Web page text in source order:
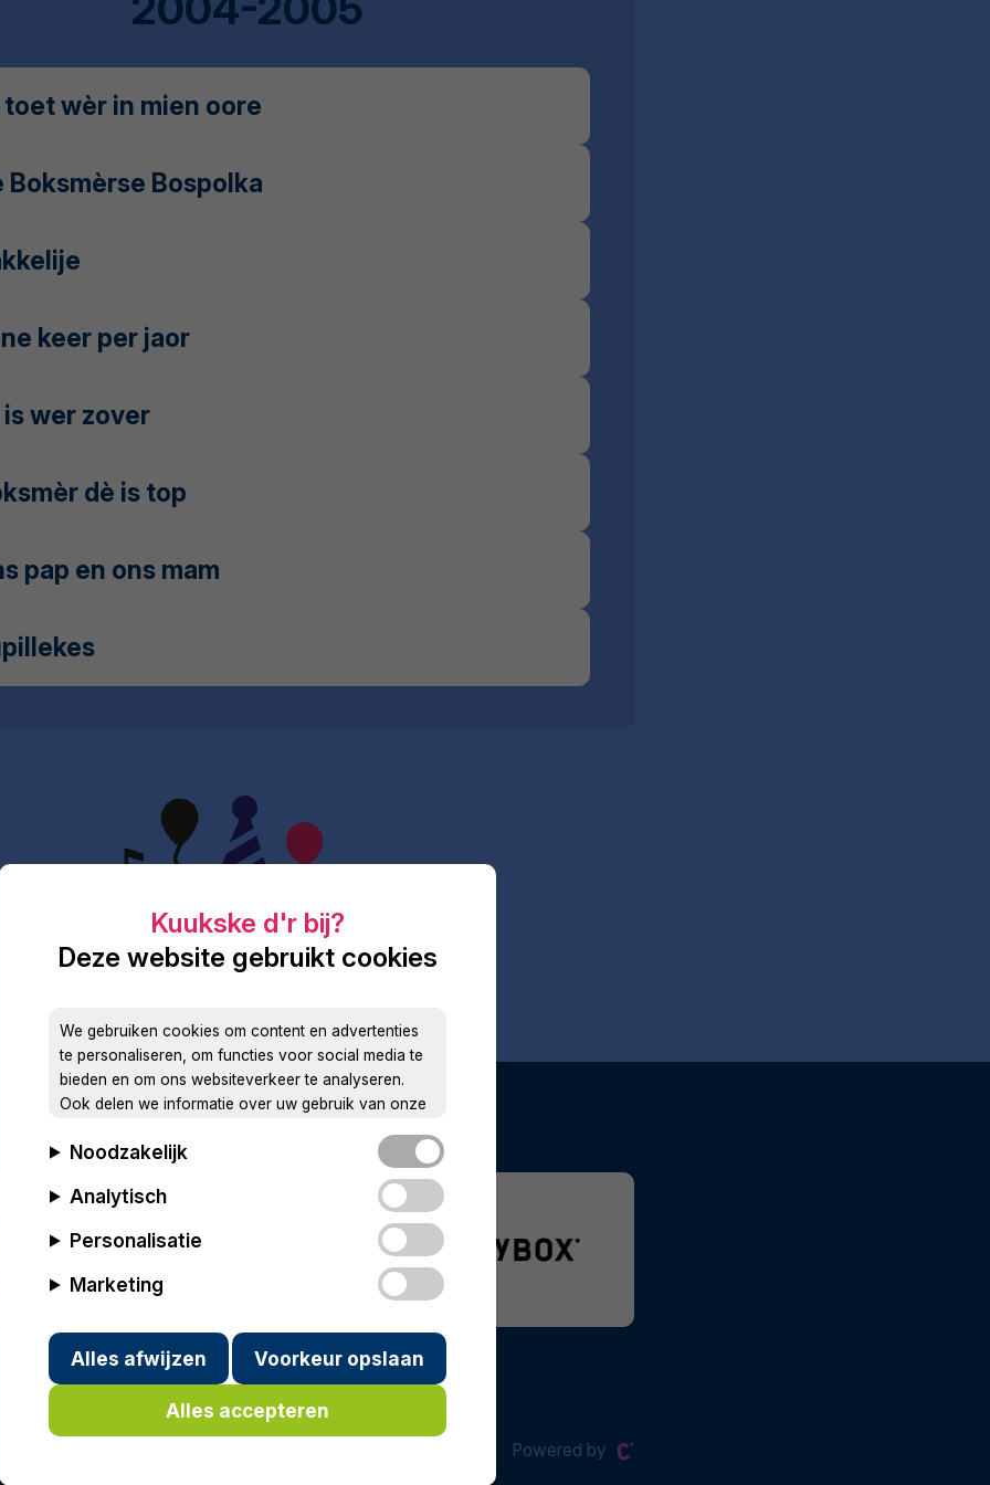
toet wèr in mien oore
Boksmèrse Bospolka
keer per jaor
is wer zover
dè is top
pap en ons mam
Powered by
Deze website gebruikt cookies
We gebruiken cookies om content en advertenties
te personaliseren, om functies voor social media te
bieden en om ons websiteverkeer te analyseren.
Ook delen we informatie over uw gebruik van onze
en analyse. Deze partners kunnen deze gegevens
combineren met andere informatie die u aan ze heeft
verstrekt of die ze hebben verzameld op basis van
Noodzakelijk
Analytisch
Personalisatie
Marketing
Alles afwijzen Voorkeur opslaan
Alles accepteren